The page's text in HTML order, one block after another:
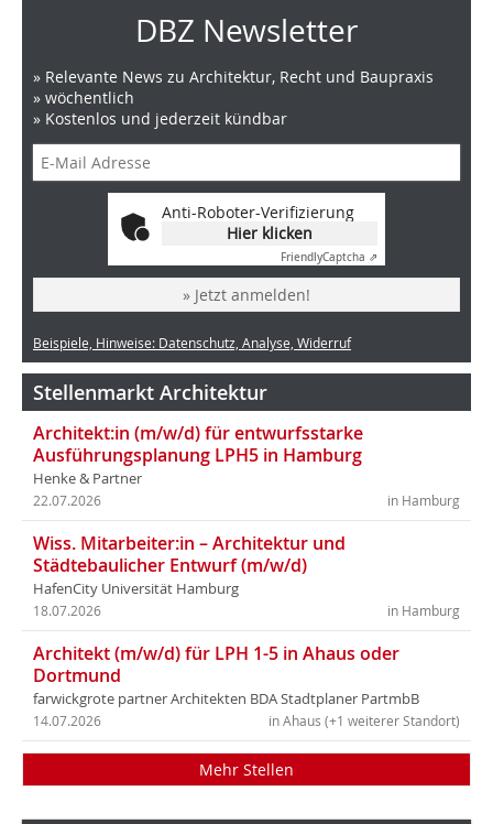
DBZ Newsletter
» Relevante News zu Architektur, Recht und Baupraxis
» wöchentlich
» Kostenlos und jederzeit kündbar
Anti-Roboter-Verifizierung
Hier klicken
FriendlyCaptcha ⇗
» Jetzt anmelden!
Beispiele, Hinweise: Datenschutz, Analyse, Widerruf
Stellenmarkt Architektur
Architekt:in (m/w/d) für entwurfsstarke
Ausführungsplanung LPH5 in Hamburg
Henke & Partner
in Hamburg
22.07.2026
Wiss. Mitarbeiter:in – Architektur und
Städtebaulicher Entwurf (m/w/d)
HafenCity Universität Hamburg
in Hamburg
18.07.2026
Architekt (m/w/d) für LPH 1-5 in Ahaus oder
Dortmund
farwickgrote partner Architekten BDA Stadtplaner PartmbB
in Ahaus (+1 weiterer Standort)
14.07.2026
Mehr Stellen